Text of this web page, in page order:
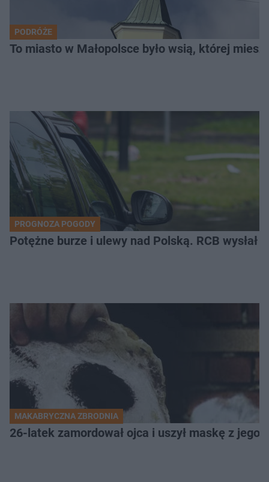
PODRÓŻE
To miasto w Małopolsce było wsią, której
PROGNOZA POGODY
Potężne burze i ulewy nad Polską. RCB
MAKABRYCZNA ZBRODNIA
26-latek zamordował ojca i uszył maskę z